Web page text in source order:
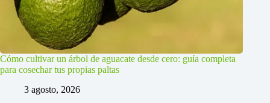
Cómo cultivar un árbol de aguacate desde cero: guía completa
para cosechar tus propias paltas
3 agosto, 2026